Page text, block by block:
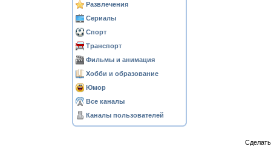
Развлечения
Сериалы
Спорт
Транспорт
Фильмы и анимация
Хобби и образование
Юмор
Все каналы
Каналы пользователей